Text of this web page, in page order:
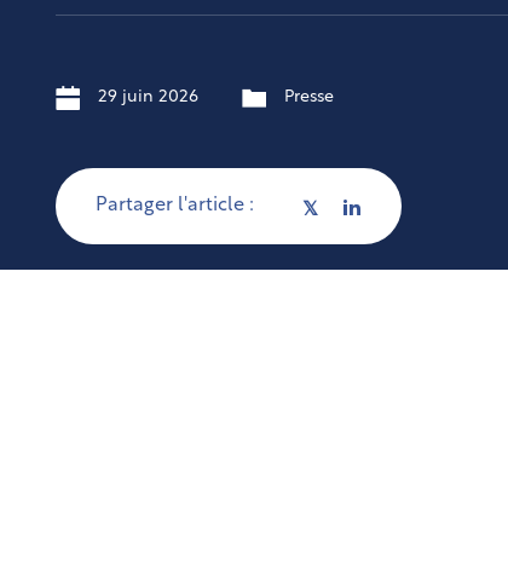
29 juin 2026 Presse
Partager l'article : 𝕏